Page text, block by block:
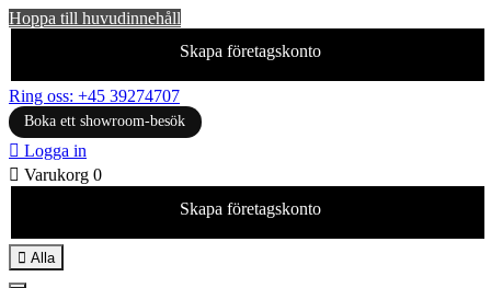
Hoppa till huvudinnehåll
Skapa företagskonto
Ring oss: +45 39274707
Boka ett showroom-besök
 Logga in
 Varukorg 0
Skapa företagskonto
 Alla